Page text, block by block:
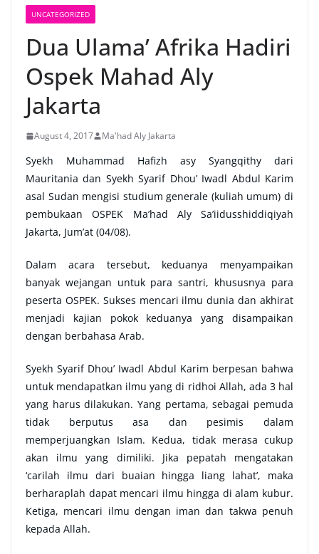
UNCATEGORIZED
Dua Ulama’ Afrika Hadiri
Ospek Mahad Aly
Jakarta
August 4, 2017 Ma'had Aly Jakarta
Syekh Muhammad Hafizh asy Syangqithy dari
Mauritania dan Syekh Syarif Dhou’ Iwadl Abdul Karim
asal Sudan mengisi studium generale (kuliah umum) di
pembukaan OSPEK Ma’had Aly Sa’iidusshiddiqiyah
Jakarta, Jum’at (04/08).
Dalam acara tersebut, keduanya menyampaikan
banyak wejangan untuk para santri, khususnya para
peserta OSPEK. Sukses mencari ilmu dunia dan akhirat
menjadi kajian pokok keduanya yang disampaikan
dengan berbahasa Arab.
Syekh Syarif Dhou’ Iwadl Abdul Karim berpesan bahwa
untuk mendapatkan ilmu yang di ridhoi Allah, ada 3 hal
yang harus dilakukan. Yang pertama, sebagai pemuda
tidak berputus asa dan pesimis dalam
memperjuangkan Islam. Kedua, tidak merasa cukup
akan ilmu yang dimiliki. Jika pepatah mengatakan
‘carilah ilmu dari buaian hingga liang lahat’, maka
berharaplah dapat mencari ilmu hingga di alam kubur.
Ketiga, mencari ilmu dengan iman dan takwa penuh
kepada Allah.